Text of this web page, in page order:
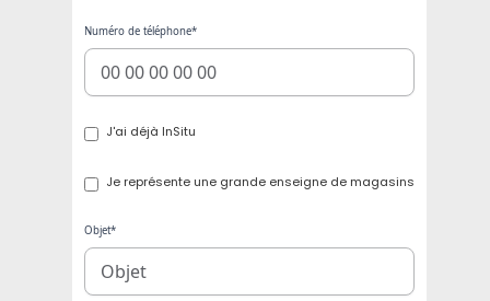
Numéro de téléphone*
J'ai déjà InSitu
Je représente une grande enseigne de magasins
Objet*